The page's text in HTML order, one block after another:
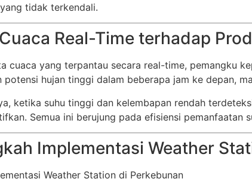
tidak terkendali.
Real-Time terhadap
cuaca yang terpantau secara real-time, pemangku
potensi hujan tinggi dalam beberapa jam ke depan,
ketika suhu tinggi dan kelembapan rendah
Semua ini berujung pada efisiensi pemanfaatan
Implementasi Weather